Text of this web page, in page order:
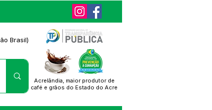
Brasil)
Acrelândia, maior produtor de
café e grãos do Estado do Acre